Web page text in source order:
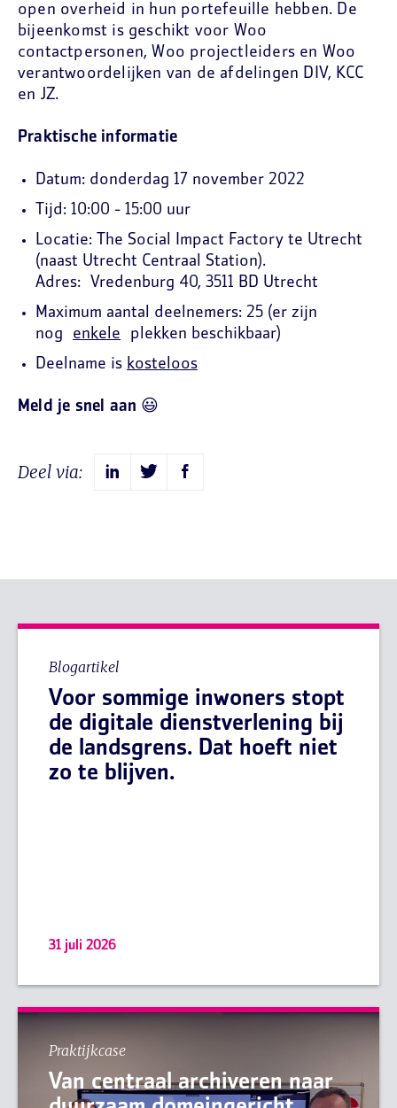
open overheid in hun portefeuille hebben. De
bijeenkomst is geschikt voor Woo
contactpersonen, Woo projectleiders en Woo
verantwoordelijken van de afdelingen DIV, KCC
en JZ.
Praktische informatie
Datum: donderdag 17 november 2022
Tijd: 10:00 - 15:00 uur
Locatie: The Social Impact Factory te Utrecht
(naast Utrecht Centraal Station).
Adres: Vredenburg 40, 3511 BD Utrecht
Maximum aantal deelnemers: 25 (er zijn
nog enkele plekken beschikbaar)
Deelname is kosteloos
Meld je snel aan 😃
Deel via:
Blogartikel
Voor sommige inwoners stopt
de digitale dienstverlening bij
de landsgrens. Dat hoeft niet
zo te blijven.
31 juli 2026
Praktijkcase
Van centraal archiveren naar